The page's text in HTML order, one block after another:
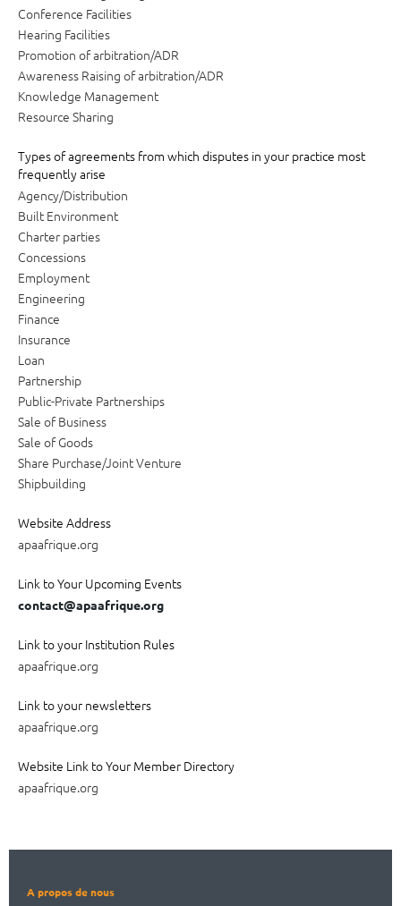
Conference Facilities
Hearing Facilities
Promotion of arbitration/ADR
Awareness Raising of arbitration/ADR
Knowledge Management
Resource Sharing
Types of agreements from which disputes in your practice most
frequently arise
Agency/Distribution
Built Environment
Charter parties
Concessions
Employment
Engineering
Finance
Insurance
Loan
Partnership
Public-Private Partnerships
Sale of Business
Sale of Goods
Share Purchase/Joint Venture
Shipbuilding
Website Address
apaafrique.org
Link to Your Upcoming Events
contact@apaafrique.org
Link to your Institution Rules
apaafrique.org
Link to your newsletters
apaafrique.org
Website Link to Your Member Directory
apaafrique.org
A propos de nous